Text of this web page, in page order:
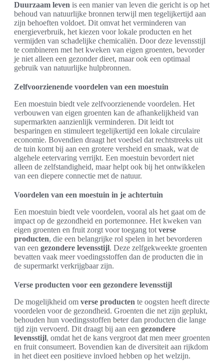
Duurzaam leven is een manier van leven die gericht is op het
behoud van natuurlijke bronnen terwijl men tegelijkertijd aan
zijn behoeften voldoet. Dit omvat het verminderen van
energieverbruik, het kiezen voor lokale producten en het
vermijden van schadelijke chemicaliën. Door deze levensstijl
te combineren met het kweken van eigen groenten, bevorder
je niet alleen een gezonder dieet, maar ook een optimaal
gebruik van natuurlijke hulpbronnen.
Zelfvoorzienende voordelen van een moestuin
Een moestuin biedt vele zelfvoorzienende voordelen. Het
verbouwen van eigen groenten kan de afhankelijkheid van
supermarkten aanzienlijk verminderen. Dit leidt tot
besparingen en stimuleert tegelijkertijd een lokale circulaire
economie. Bovendien draagt het voedsel dat rechtstreeks uit
de tuin komt bij aan een grotere versheid en smaak, wat de
algehele eetervaring verrijkt. Een moestuin bevordert niet
alleen de zelfstandigheid, maar helpt ook bij het ontwikkelen
van een diepere connectie met de natuur.
Voordelen van een moestuin in je achtertuin
Een moestuin biedt vele voordelen, vooral als het gaat om de
impact op de gezondheid en portemonnee. Het kweken van
eigen groenten en fruit zorgt voor toegang tot verse
producten, die een belangrijke rol spelen in het bevorderen
van een gezondere levensstijl. Deze zelfgekweekte groenten
bevatten vaak meer voedingsstoffen dan de producten die in
de supermarkt verkrijgbaar zijn.
Verse producten voor een gezondere levensstijl
De mogelijkheid om verse producten te oogsten heeft directe
voordelen voor de gezondheid. Groenten die net zijn geplukt,
behouden hun voedingsstoffen beter dan producten die lange
tijd zijn vervoerd. Dit draagt bij aan een gezondere
levensstijl, omdat het de kans vergroot dat men meer groenten
en fruit consumeert. Bovendien kan de diversiteit aan rijkdom
in het dieet een positieve invloed hebben op het welzijn.